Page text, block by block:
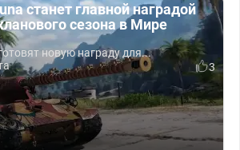
станет главной наградой
сезона в Мире
новую награду для...
3